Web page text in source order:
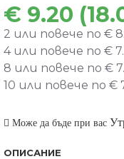
€ 9.20
2 или повече по €
4 или повече по €
8 или повече по €
10 или повече по €
Може да бъде при вас
ОПИСАНИЕ